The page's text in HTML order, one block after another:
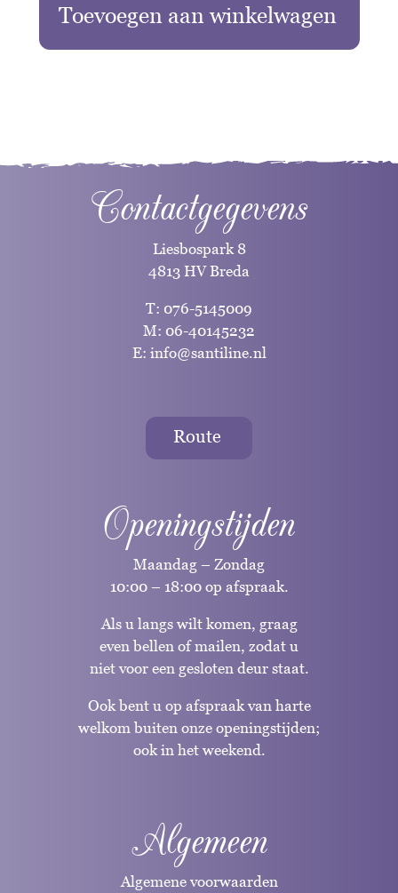
Toevoegen aan winkelwagen
Contactgegevens
Liesbospark 8
4813 HV Breda
T: 076-5145009
M: 06-40145232
E: info@santiline.nl
Route
Openingstijden
Maandag – Zondag
10:00 – 18:00 op afspraak.
Als u langs wilt komen, graag
even bellen of mailen, zodat u
niet voor een gesloten deur staat.
Ook bent u op afspraak van harte
welkom buiten onze openingstijden;
ook in het weekend.
Algemeen
Algemene voorwaarden